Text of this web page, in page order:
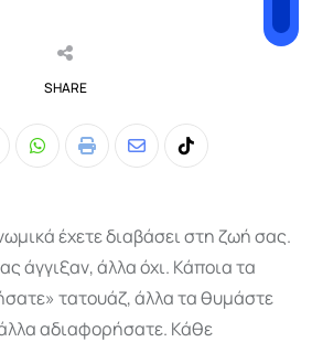
SHARE
Whatsapp
Print
ShareTiktok
έχετε διαβάσει στη ζωή σας.
άγγιξαν, άλλα όχι. Κάποια τα
τατουάζ, άλλα τα θυμάστε
αδιαφορήσατε. Κάθε